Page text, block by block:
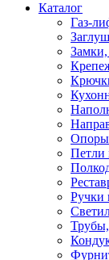
Каталог
Газ-
Опоры
Петли
Ручки